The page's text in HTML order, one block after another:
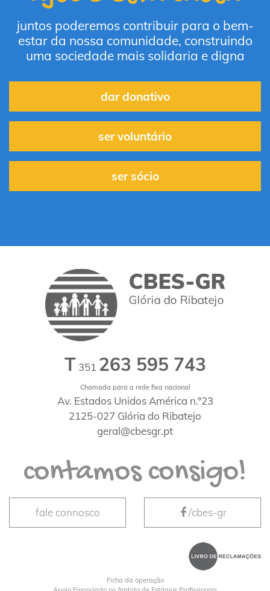
juntos poderemos contribuir para o bem-
estar da nossa comunidade, construindo
uma sociedade mais solidaria e digna
dar donativo
ser voluntário
ser sócio
T 351 263 595 743
Chamada para a rede fixa nacional
Av. Estados Unidos América n.º23
2125-027 Glória do Ribatejo
geral@cbesgr.pt
contamos consigo!
fale connosco /cbes-gr
Ficha da operação